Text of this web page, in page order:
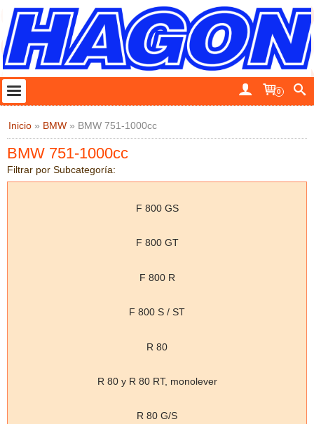
0
Inicio » BMW » BMW 751-1000cc
BMW 751-1000cc
Filtrar por Subcategoría:
F 800 GS
F 800 GT
F 800 R
F 800 S / ST
R 80
R 80 y R 80 RT, monolever
R 80 G/S